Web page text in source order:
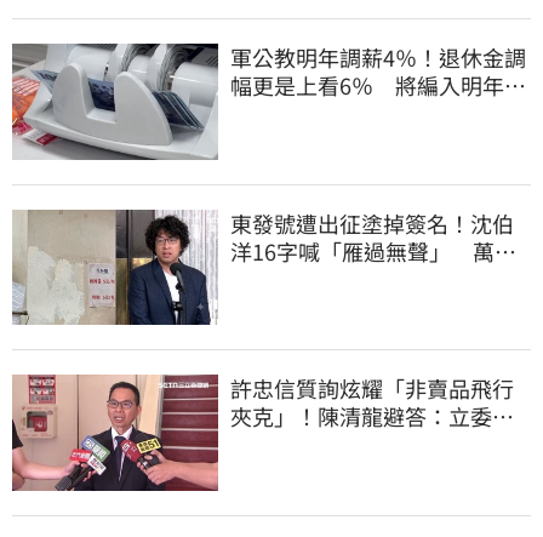
軍公教明年調薪4％！退休金調
幅更是上看6％ 將編入明年度
東發號遭出征塗掉簽名！沈伯
洋16字喊「雁過無聲」 萬人
許忠信質詢炫耀「非賣品飛行
夾克」！陳清龍避答：立委質